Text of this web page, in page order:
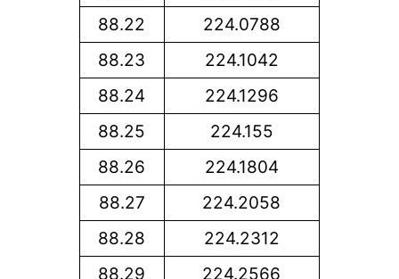
88.22
224.0788
88.23
224.1042
88.24
224.1296
88.25
224.155
88.26
224.1804
88.27
224.2058
88.28
224.2312
88.29
224.2566